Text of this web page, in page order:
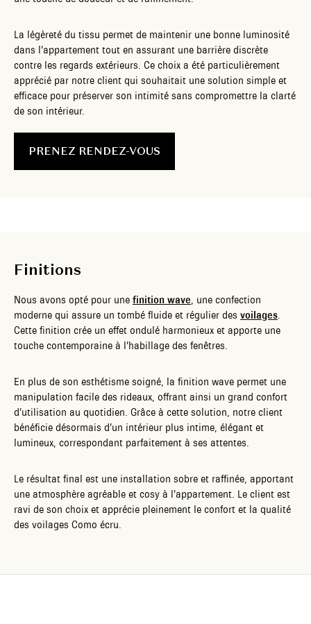
La légèreté du tissu permet de maintenir une bonne luminosité
dans l’appartement tout en assurant une barrière discrète
contre les regards extérieurs. Ce choix a été particulièrement
apprécié par notre client qui souhaitait une solution simple et
efficace pour préserver son intimité sans compromettre la clarté
de son intérieur.
PRENEZ RENDEZ-VOUS
Finitions
Nous avons opté pour une finition wave, une confection
moderne qui assure un tombé fluide et régulier des voilages.
Cette finition crée un effet ondulé harmonieux et apporte une
touche contemporaine à l’habillage des fenêtres.
En plus de son esthétisme soigné, la finition wave permet une
manipulation facile des rideaux, offrant ainsi un grand confort
d’utilisation au quotidien. Grâce à cette solution, notre client
bénéficie désormais d’un intérieur plus intime, élégant et
lumineux, correspondant parfaitement à ses attentes.
Le résultat final est une installation sobre et raffinée, apportant
une atmosphère agréable et cosy à l’appartement. Le client est
ravi de son choix et apprécie pleinement le confort et la qualité
des voilages Como écru.